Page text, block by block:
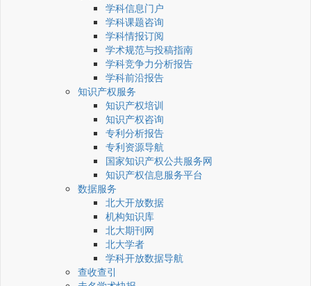
学科信息门户
学科课题咨询
学科情报订阅
学术规范与投稿指南
学科竞争力分析报告
学科前沿报告
知识产权服务
知识产权培训
知识产权咨询
专利分析报告
专利资源导航
国家知识产权公共服务网
知识产权信息服务平台
数据服务
北大开放数据
机构知识库
北大期刊网
北大学者
学科开放数据导航
查收查引